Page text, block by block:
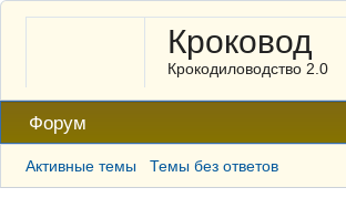
Кроковод
Крокодиловодство 2.0
Форум
Активные темы Темы без ответов